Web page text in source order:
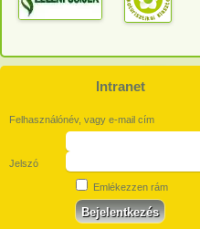
Intranet
Felhasználónév, vagy e-mail cím
Jelszó
Emlékezzen rám